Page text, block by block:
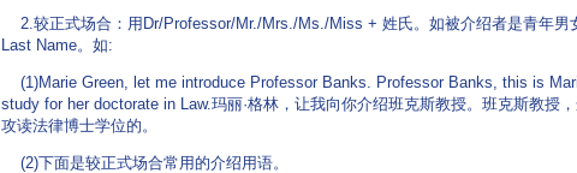
2.较正式场合：用Dr/Professor/Mr./Mrs./Ms./Miss + 姓氏。如被介绍者是青年男
Last Name。如:
(1)Marie Green, let me introduce Professor Banks. Professor Banks, this is
study for her doctorate in Law.玛丽·格林，让我向你介绍班克斯教授。班克斯教授
攻读法律博士学位的。
(2)下面是较正式场合常用的介绍用语。